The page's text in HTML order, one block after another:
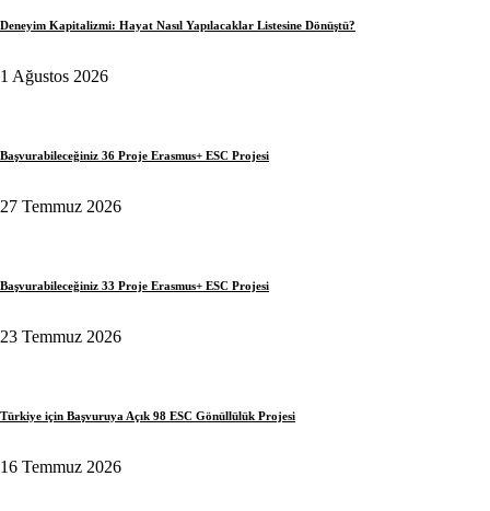
Deneyim Kapitalizmi: Hayat Nasıl Yapılacaklar Listesine Dönüştü?
1 Ağustos 2026
Başvurabileceğiniz 36 Proje Erasmus+ ESC Projesi
27 Temmuz 2026
Başvurabileceğiniz 33 Proje Erasmus+ ESC Projesi
23 Temmuz 2026
Türkiye için Başvuruya Açık 98 ESC Gönüllülük Projesi
16 Temmuz 2026